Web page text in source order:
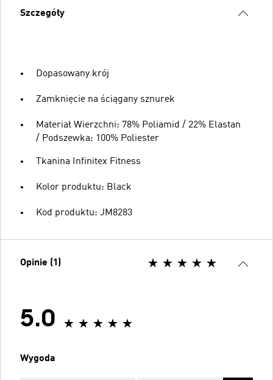
Szczegóły
Dopasowany krój
Zamknięcie na ściągany sznurek
Materiał Wierzchni: 78% Poliamid / 22% Elastan
/ Podszewka: 100% Poliester
Tkanina Infinitex Fitness
Kolor produktu: Black
Kod produktu: JM8283
Opinie (1)
5.0
Wygoda